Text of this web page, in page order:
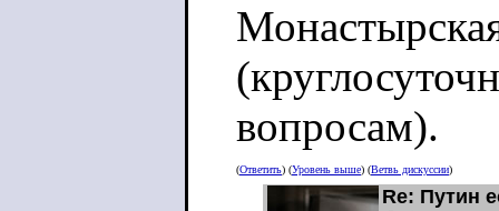
вопросам).
(Ответить) (Уровень выше) (Ветвь дискуссии)
Re: Путин